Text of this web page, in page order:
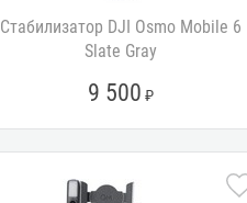
Стабилизатор DJI Osmo Mobile 6
Slate Gray
9 500